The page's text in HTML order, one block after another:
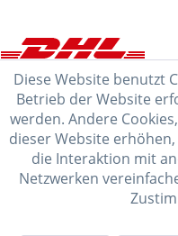
Diese Website benutzt
Betrieb der Website
werden. Andere
dieser Website
die Interaktion mit
Netzwerken